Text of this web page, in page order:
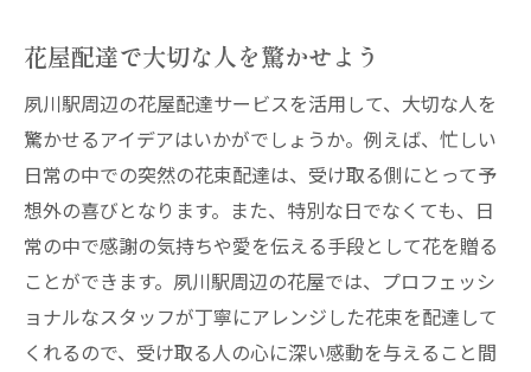
花屋配達で大切な人を驚かせよう
夙川駅周辺の花屋配達サービスを活用して、大切な人を
驚かせるアイデアはいかがでしょうか。例えば、忙しい
日常の中での突然の花束配達は、受け取る側にとって予
想外の喜びとなります。また、特別な日でなくても、日
常の中で感謝の気持ちや愛を伝える手段として花を贈る
ことができます。夙川駅周辺の花屋では、プロフェッシ
ョナルなスタッフが丁寧にアレンジした花束を配達して
くれるので、受け取る人の心に深い感動を与えること間